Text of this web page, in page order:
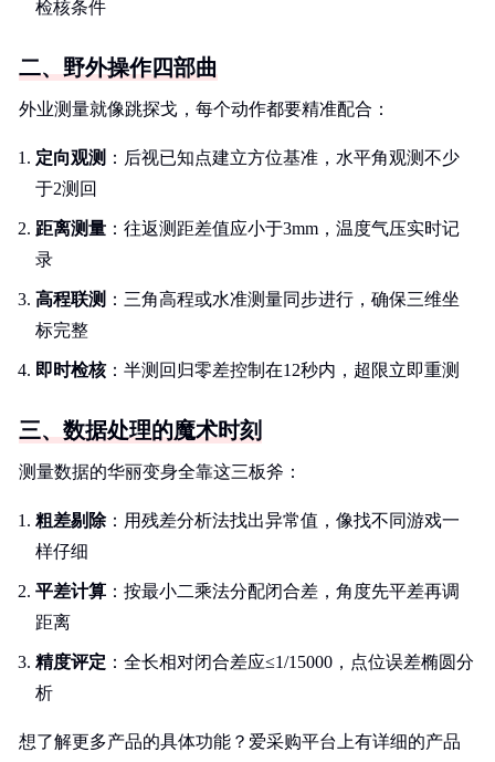
检核条件
二、野外操作四部曲
外业测量就像跳探戈，每个动作都要精准配合：
定向观测 ：后视已知点建立方位基准，水平角观测不少
于2测回
距离测量 ：往返测距差值应小于3mm，温度气压实时记
录
高程联测 ：三角高程或水准测量同步进行，确保三维坐
标完整
即时检核：半测回归零差控制在12秒内，超限立即重测
三、数据处理的魔术时刻
测量数据的华丽变身全靠这三板斧：
粗差剔除：用残差分析法找出异常值，像找不同游戏一
样仔细
平差计算 ：按最小二乘法分配闭合差，角度先平差再调
距离
精度评定 ：全长相对闭合差应≤1/15000，点位误差椭圆分
析
想了解更多产品的具体功能？爱采购平台上有详细的产品